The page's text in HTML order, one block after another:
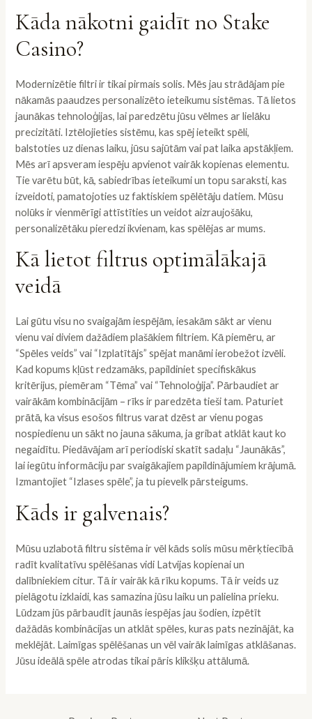
Kāda nākotni gaidīt no Stake
Casino?
Modernizētie filtri ir tikai pirmais solis. Mēs jau strādājam pie
nākamās paaudzes personalizēto ieteikumu sistēmas. Tā lietos
jaunākas tehnoloģijas, lai paredzētu jūsu vēlmes ar lielāku
precizitāti. Iztēlojieties sistēmu, kas spēj ieteikt spēli,
balstoties uz dienas laiku, jūsu sajūtām vai pat laika apstākļiem.
Mēs arī apsveram iespēju apvienot vairāk kopienas elementu.
Tie varētu būt, kā, sabiedrības ieteikumi un topu saraksti, kas
izveidoti, pamatojoties uz faktiskiem spēlētāju datiem. Mūsu
nolūks ir vienmērīgi attīstīties un veidot aizraujošāku,
personalizētāku pieredzi ikvienam, kas spēlējas ar mums.
Kā lietot filtrus optimālākajā
veidā
Lai gūtu visu no svaigajām iespējām, iesakām sākt ar vienu
vienu vai diviem dažādiem plašākiem filtriem. Kā piemēru, ar
“Spēles veids” vai “Izplatītājs” spējat manāmi ierobežot izvēli.
Kad kopums kļūst redzamāks, papildiniet specifiskākus
kritērijus, piemēram “Tēma” vai “Tehnoloģija”. Pārbaudiet ar
vairākām kombinācijām – rīks ir paredzēta tieši tam. Paturiet
prātā, ka visus esošos filtrus varat dzēst ar vienu pogas
nospiedienu un sākt no jauna sākuma, ja gribat atklāt kaut ko
negaidītu. Piedāvājam arī periodiski skatīt sadaļu “Jaunākās”,
lai iegūtu informāciju par svaigākajiem papildinājumiem krājumā.
Izmantojiet “Izlases spēle”, ja tu pievelk pārsteigums.
Kāds ir galvenais?
Mūsu uzlabotā filtru sistēma ir vēl kāds solis mūsu mērķtiecībā
radīt kvalitatīvu spēlēšanas vidi Latvijas kopienai un
dalībniekiem citur. Tā ir vairāk kā rīku kopums. Tā ir veids uz
pielāgotu izklaidi, kas samazina jūsu laiku un palielina prieku.
Lūdzam jūs pārbaudīt jaunās iespējas jau šodien, izpētīt
dažādās kombinācijas un atklāt spēles, kuras pats nezinājāt, ka
meklējāt. Laimīgas spēlēšanas un vēl vairāk laimīgas atklāšanas.
Jūsu ideālā spēle atrodas tikai pāris klikšķu attālumā.